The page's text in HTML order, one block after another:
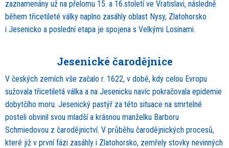
zaznamenány už na přelomu 15. a 16.století ve Vratislavi, následně
během třicetileté války naplno zasáhly oblast Nysy, Zlatohorsko
i Jesenicko a poslední etapa je spojena s Velkými Losinami.
Jesenické čarodějnice
V českých zemích vše začalo r. 1622, v době, kdy celou Evropu
sužovala třicetiletá válka a na Jesenicku navíc pokračovala epidemie
dobytčího moru. Jesenický pastýř za této situace na smrtelné
posteli obvinil svou mladší a krásnou manželku Barboru
Schmiedovou z čarodějnictví. V průběhu čarodějnických procesů,
které již v první fázi zasáhly i Zlatohorsko, zemřely stovky nevinných